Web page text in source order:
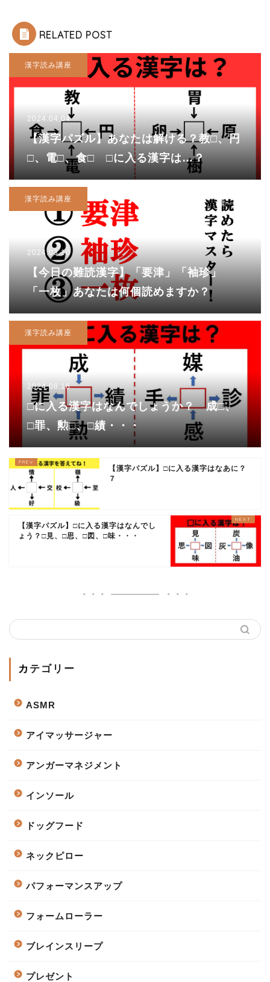
RELATED POST
漢字読み講座
2024.04.04
【漢字パズル】あなたは解ける？教□、円
□、電□、食□ □に入る漢字は…？
漢字読み講座
2024.03.10
【今日の難読漢字】「要津」「袖珍」
「一枚」あなたは何個読めますか？
漢字読み講座
2024.08.16
□に入る漢字はなんでしょうか？ 成□、
□罪、勲□、□績・・・
【漢字パズル】□に入る漢字はなあに？
７
【漢字パズル】□に入る漢字はなんでし
ょう？□見、□思、□図、□味・・・
カテゴリー
ASMR
アイマッサージャー
アンガーマネジメント
インソール
ドッグフード
ネックピロー
パフォーマンスアップ
フォームローラー
ブレインスリープ
プレゼント